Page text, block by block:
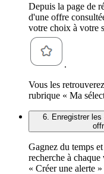
Depuis la page de
d'une offre
votre choix à votre
.
Vous les
rubrique « Ma
6. Enregistrer
Gagnez du temps
recherche à
« Créer une alerte »